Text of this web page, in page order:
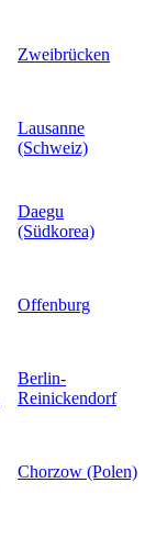
Zweibrücken
Lausanne
(Schweiz)
Daegu
(Südkorea)
Offenburg
Berlin-
Reinickendorf
Chorzow (Polen)